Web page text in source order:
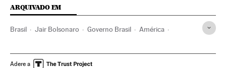
ARQUIVADO EM
Brasil Jair Bolsonaro Governo Brasil América
Forças Armadas Brasileiras
Adere a